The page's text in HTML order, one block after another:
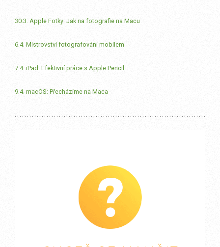
30.3. Apple Fotky: Jak na fotografie na Macu
6.4. Mistrovství fotografování mobilem
7.4. iPad: Efektivní práce s Apple Pencil
9.4. macOS: Přecházíme na Maca